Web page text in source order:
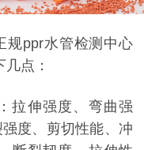
规ppr水管检测中心
点：
拉伸强度、弯曲强
度、剪切性能、冲